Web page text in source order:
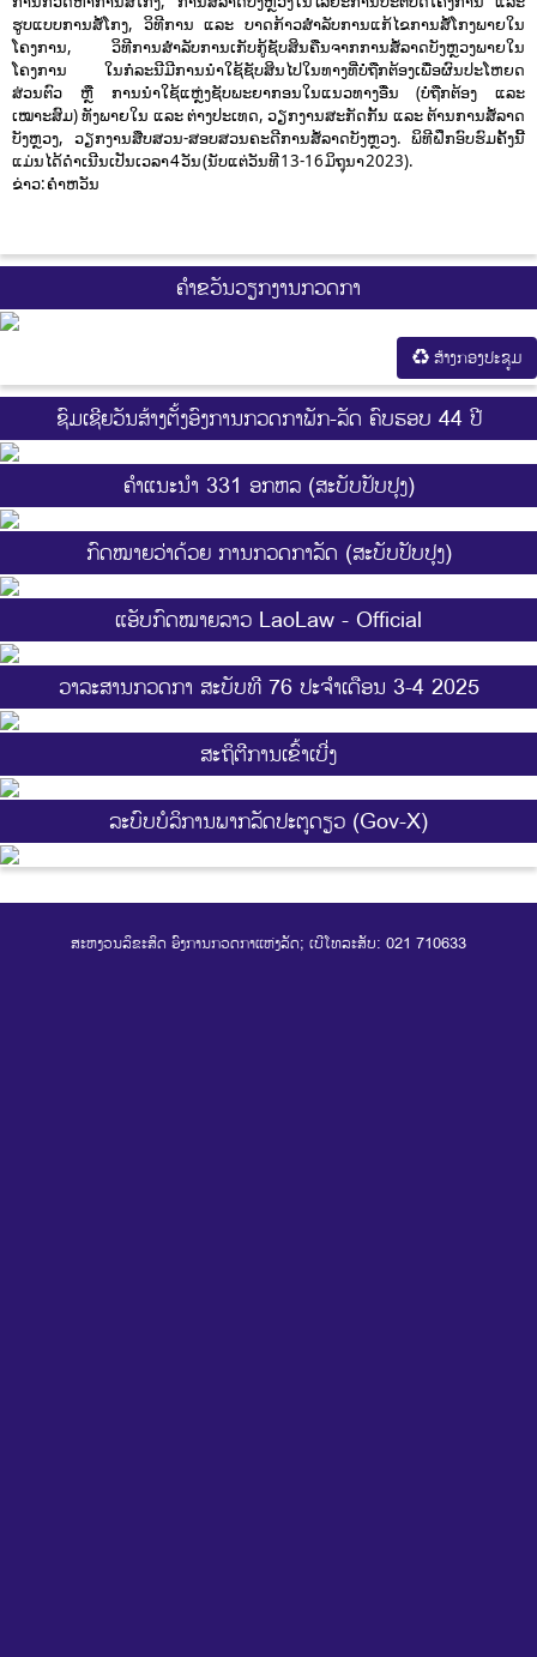
ຮູບແບບການສໍ້ໂກງ, ວິທີການ ແລະ ບາດກ້າວສຳລັບການແກ້ໄຂການສໍ້ໂກງພາຍໃນ
ໂຄງການ, ວິທີການສຳລັບການເກັບກູ້ຊັບສິນຄືນຈາກການສໍ້ລາດບັງຫຼວງພາຍໃນ
ໂຄງການ ໃນກໍລະນີມີການນຳໃຊ້ຊັບສິນໄປໃນທາງທີ່ບໍ່ຖືກຕ້ອງເພື່ອຜົນປະໂຫຍດ
ສ່ວນຕົວ ຫຼື ການນຳໃຊ້ແຫຼ່ງຊັບພະຍາກອນໃນແນວທາງອື່ນ (ບໍ່ຖືກຕ້ອງ ແລະ
ເໝາະສົມ) ທັງພາຍໃນ ແລະ ຕ່າງປະເທດ, ວຽກງານສະກັດກັ້ນ ແລະ ຕ້ານການສໍ້ລາດ
ບັງຫຼວງ, ວຽກງານສືບສວນ-ສອບສວນຄະດີການສໍ້ລາດບັງຫຼວງ. ພິທີຝຶກອົບຮົມຄັ້ງນີ້
ແມ່ນໄດ້ດໍາເນີນເປັນເວລາ 4 ວັນ (ນັບແຕ່ວັນທີ 13-16 ມິຖຸນາ 2023).
ຂ່າວ: ຄໍາຫວັນ
ຄຳຂວັນວຽກງານກວດກາ
ສ້າງກອງປະຊູມ
ຊົມເຊີຍວັນສ້າງຕັ້ງອົງການກວດກາພັກ-ລັດ ຄົບຮອບ 44 ປີ
ຄຳແນະນຳ 331 ອກຫລ (ສະບັບປັບປຸງ)
ກົດໝາຍວ່າດ້ວຍ ການກວດກາລັດ (ສະບັບປັບປຸງ)
ແອັບກົດໝາຍລາວ LaoLaw - Official
ວາລະສານກວດກາ ສະບັບທີ 76 ປະຈຳເດືອນ 3-4 2025
ສະ​ຖິ​ຕີການ​ເຂົ້າ​ເບີ່ງ
ລະບົບບໍລິການພາກລັດປະຕູດຽວ (Gov-X)
ສະຫງວນລິຂະສິດ ອົງການກວດກາແຫ່ງລັດ; ເບີໂທລະສັບ: 021 710633